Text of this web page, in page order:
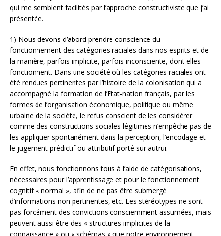
qui me semblent facilités par l’approche constructiviste que j’ai
présentée.
1) Nous devons d’abord prendre conscience du
fonctionnement des catégories raciales dans nos esprits et de
la manière, parfois implicite, parfois inconsciente, dont elles
fonctionnent. Dans une société où les catégories raciales ont
été rendues pertinentes par l’histoire de la colonisation qui a
accompagné la formation de l’Etat-nation français, par les
formes de l’organisation économique, politique ou même
urbaine de la société, le refus conscient de les considérer
comme des constructions sociales légitimes n’empêche pas de
les appliquer spontanément dans la perception, l’encodage et
le jugement prédictif ou attributif porté sur autrui.
En effet, nous fonctionnons tous à l’aide de catégorisations,
nécessaires pour l’apprentissage et pour le fonctionnement
cognitif « normal », afin de ne pas être submergé
d’informations non pertinentes, etc. Les stéréotypes ne sont
pas forcément des convictions consciemment assumées, mais
peuvent aussi être des « structures implicites de la
connaissance » ou « schémas » que notre environnement